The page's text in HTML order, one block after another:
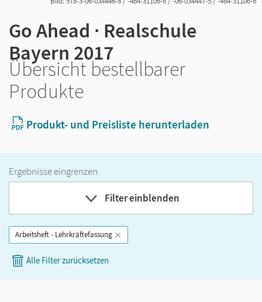
Go Ahead · Realschule
Bayern 2017
Übersicht bestellbarer
Produkte
Produkt- und Preisliste herunterladen
Ergebnisse eingrenzen
Filter einblenden
Band
Arbeitsheft - Lehrkräftefassung
Alle Filter zurücksetzen